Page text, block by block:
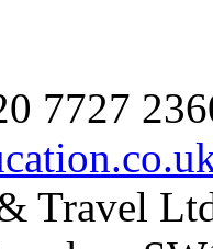
7727
Travel